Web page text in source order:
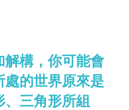
解構，你可能會
的世界原來是
三角形所組